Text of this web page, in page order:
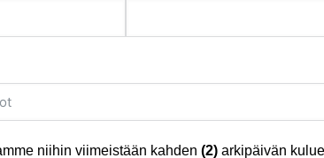
niihin viimeistään kahden (2) arkipäivän